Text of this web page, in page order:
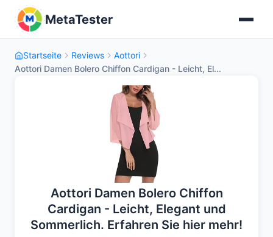
MetaTester
Startseite Reviews
Aottori
Aottori Damen Bolero Chiffon Cardigan - Leicht, El...
Aottori Damen Bolero Chiffon
Cardigan - Leicht, Elegant und
Sommerlich. Erfahren Sie hier mehr!